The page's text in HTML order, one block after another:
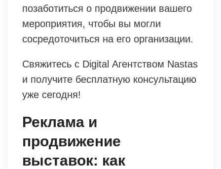
позаботиться о продвижении вашего
мероприятия, чтобы вы могли
сосредоточиться на его организации.
Свяжитесь с Digital Агентством Nastas
и получите бесплатную консультацию
уже сегодня!
Реклама и
продвижение
выставок: как